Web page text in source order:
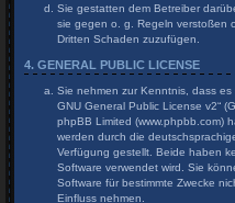
Sie gestatten dem Betreiber
sie gegen o. g. Regeln verstoßen
Dritten Schaden zuzufügen.
4. GENERAL PUBLIC LICENSE
Sie nehmen zur Kenntnis, dass es
GNU General Public License v2“
phpBB Limited (www.phpbb.com)
werden durch die
Verfügung gestellt. Beide haben
Software verwendet wird. Sie
Software für bestimmte Zwecke
Einfluss nehmen.